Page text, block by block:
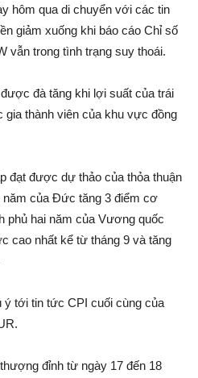
hôm qua di chuyển với các tin
giảm xuống khi báo cáo Chỉ số
vẫn trong tình trạng suy thoái.
đà tăng khi lợi suất của trái
gia thành viên của khu vực đồng
đạt được dự thảo của thỏa thuận
năm của Đức tăng 3 điểm cơ
phủ hai năm của Vương quốc
cao nhất kể từ tháng 9 và tăng
ý tới tin tức CPI cuối cùng của
đỉnh từ ngày 17 đến 18